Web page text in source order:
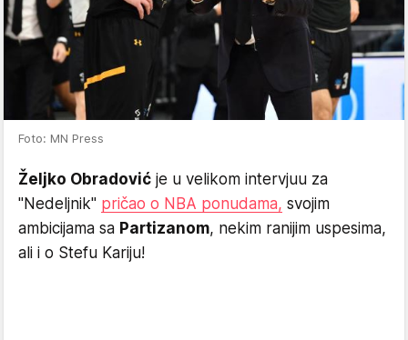
Foto: MN Press
Željko Obradović je u velikom intervjuu za
"Nedeljnik" pričao o NBA ponudama, svojim
ambicijama sa Partizanom, nekim ranijim uspesima,
ali i o Stefu Kariju!